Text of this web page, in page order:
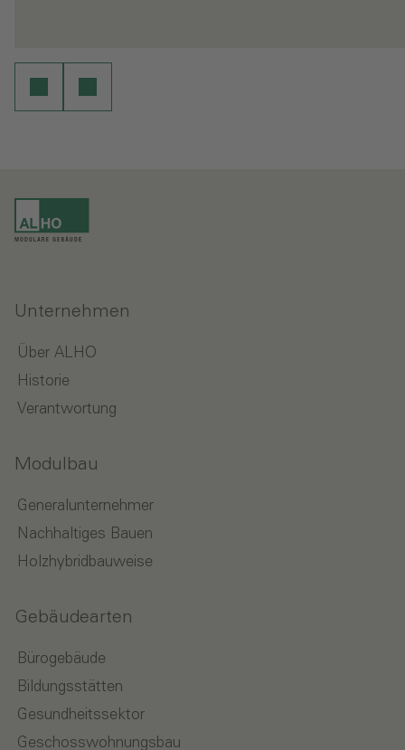
Unternehmen
Über ALHO
Historie
Verantwortung
Modulbau
Generalunternehmer
Nachhaltiges Bauen
Holzhybridbauweise
Gebäudearten
Bürogebäude
Bildungsstätten
Gesundheitssektor
Geschosswohnungsbau